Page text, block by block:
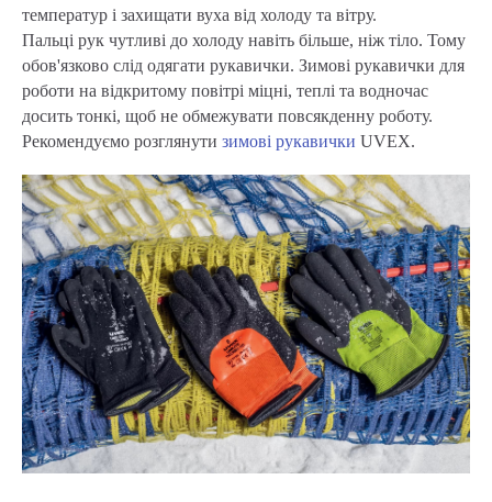
температур і захищати вуха від холоду та вітру.
Пальці рук чутливі до холоду навіть більше, ніж тіло. Тому
обов'язково слід одягати рукавички. Зимові рукавички для
роботи на відкритому повітрі міцні, теплі та водночас
досить тонкі, щоб не обмежувати повсякденну роботу.
Рекомендуємо розглянути зимові рукавички UVEX.